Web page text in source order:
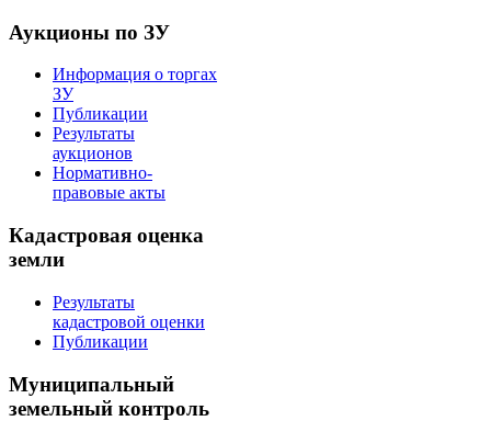
Аукционы по ЗУ
Информация о торгах
ЗУ
Публикации
Результаты
аукционов
Нормативно-
правовые акты
Кадастровая оценка
земли
Результаты
кадастровой оценки
Публикации
Муниципальный
земельный контроль